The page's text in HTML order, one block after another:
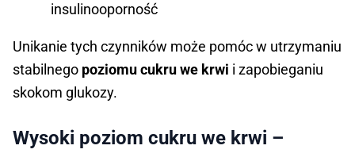
insulinooporność
Unikanie tych czynników może pomóc w utrzymaniu
stabilnego poziomu cukru we krwi i zapobieganiu
skokom glukozy.
Wysoki poziom cukru we krwi –